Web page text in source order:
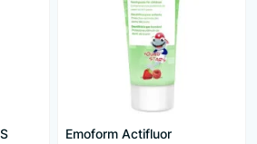
Emoform Actifluor